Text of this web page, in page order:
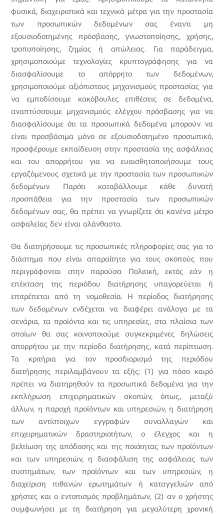
φυσικά, διαχειριστικά και τεχνικά μέτρα για την προστασία
των προσωπικών δεδομένων σας έναντι μη
εξουσιοδοτημένης πρόσβασης, γνωστοποίησης, χρήσης,
τροποποίησης, ζημίας ή απώλειας. Για παράδειγμα,
χρησιμοποιούμε τεχνολογίες κρυπτογράφησης για να
διασφαλίσουμε το απόρρητο των δεδομένων,
χρησιμοποιούμε αξιόπιστους μηχανισμούς προστασίας για
να εμποδίσουμε κακόβουλες επιθέσεις σε δεδομένα,
αναπτύσσουμε μηχανισμούς ελέγχου πρόσβασης για να
διασφαλίσουμε ότι τα προσωπικά δεδομένα μπορούν να
είναι προσβάσιμα μόνο σε εξουσιοδοτημένο προσωπικό,
προσφέρουμε εκπαίδευση στην προστασία της ασφάλειας
και του απορρήτου για να ευαισθητοποιήσουμε τους
εργαζόμενους σχετικά με την προστασία των προσωπικών
δεδομένων. Παρότι καταβάλλουμε κάθε δυνατή
προσπάθεια για την προστασία των προσωπικών
δεδομένων σας, θα πρέπει να γνωρίζετε ότι κανένα μέτρο
ασφαλείας δεν είναι αλάνθαστο.
Θα διατηρήσουμε τις προσωπικές πληροφορίες σας για το
διάστημα που είναι απαραίτητο για τους σκοπούς που
περιγράφονται στην παρούσα Πολιτική, εκτός εάν η
επέκταση της περιόδου διατήρησης υπαγορεύεται ή
επιτρέπεται από τη νομοθεσία. Η περίοδος διατήρησης
των δεδομένων ενδέχεται να διαφέρει ανάλογα με τα
σενάρια, τα προϊόντα και τις υπηρεσίες, στα πλαίσια των
οποίων θα σας κοινοποιούμε συγκεκριμένες δηλώσεις
απορρήτου με την περίοδο διατήρησης, κατά περίπτωση.
Τα κριτήρια για τον προσδιορισμό της περιόδου
διατήρησης περιλαμβάνουν τα εξής: (1) για πόσο καιρό
πρέπει να διατηρηθούν τα προσωπικά δεδομένα για την
εκπλήρωση επιχειρηματικών σκοπών, όπως, μεταξύ
άλλων, η παροχή προϊόντων και υπηρεσιών, η διατήρηση
των αντίστοιχων εγγραφών συναλλαγών και
επιχειρηματικών δραστηριοτήτων, ο έλεγχος και η
βελτίωση της απόδοσης και της ποιότητας των προϊόντων
και των υπηρεσιών, η διασφάλιση της ασφάλειας των
συστημάτων, των προϊόντων και των υπηρεσιών, η
διαχείριση πιθανών ερωτημάτων ή καταγγελιών από
χρήστες και ο εντοπισμός προβλημάτων, (2) αν ο χρήστης
συμφωνήσει με τη διατήρηση για μεγαλύτερη χρονική